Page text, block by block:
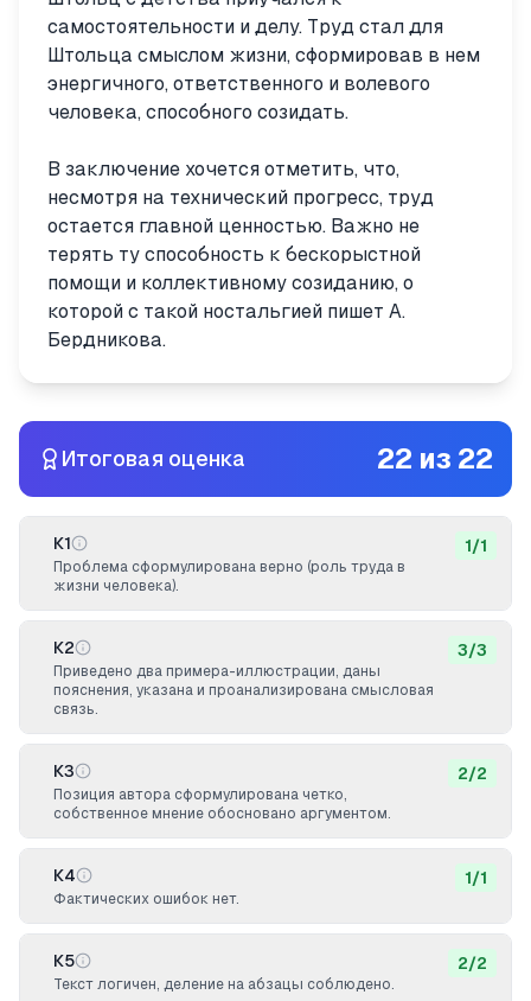
самостоятельности и делу. Труд стал для
Штольца смыслом жизни, сформировав в нем
энергичного, ответственного и волевого
человека, способного созидать.
В заключение хочется отметить, что,
несмотря на технический прогресс, труд
остается главной ценностью. Важно не
терять ту способность к бескорыстной
помощи и коллективному созиданию, о
которой с такой ностальгией пишет А.
Бердникова.
Итоговая оценка 22 из 22
К1
Проблема сформулирована верно (роль труда в
жизни человека).
1/1
К2
Приведено два примера-иллюстрации, даны
пояснения, указана и проанализирована смысловая
связь.
3/3
К3
Позиция автора сформулирована четко,
собственное мнение обосновано аргументом.
2/2
К4
Фактических ошибок нет.
1/1
К5
Текст логичен, деление на абзацы соблюдено.
2/2